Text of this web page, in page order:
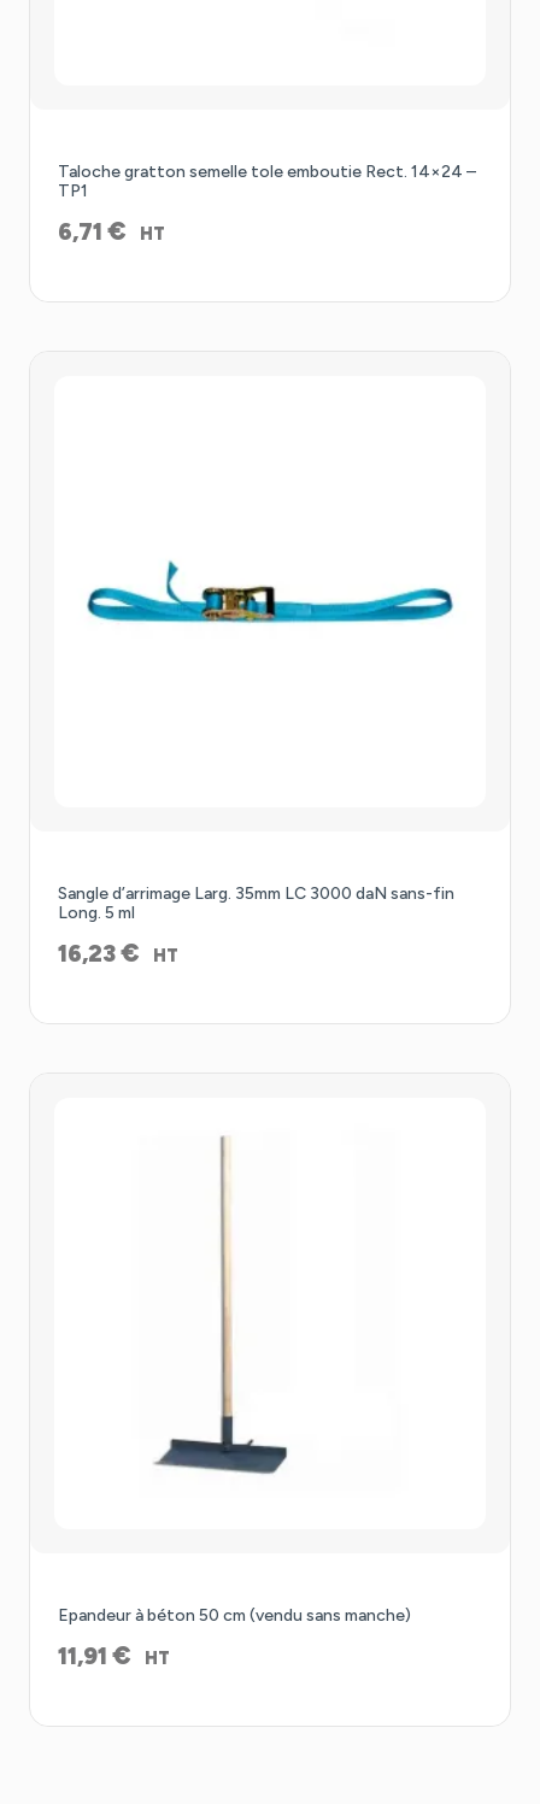
Taloche gratton semelle tole emboutie Rect. 14×24 –
TP1
6,71 € HT
Sangle d’arrimage Larg. 35mm LC 3000 daN sans-fin
Long. 5 ml
16,23€ HT
Epandeur à béton 50 cm (vendu sans manche)
11,91 € HT